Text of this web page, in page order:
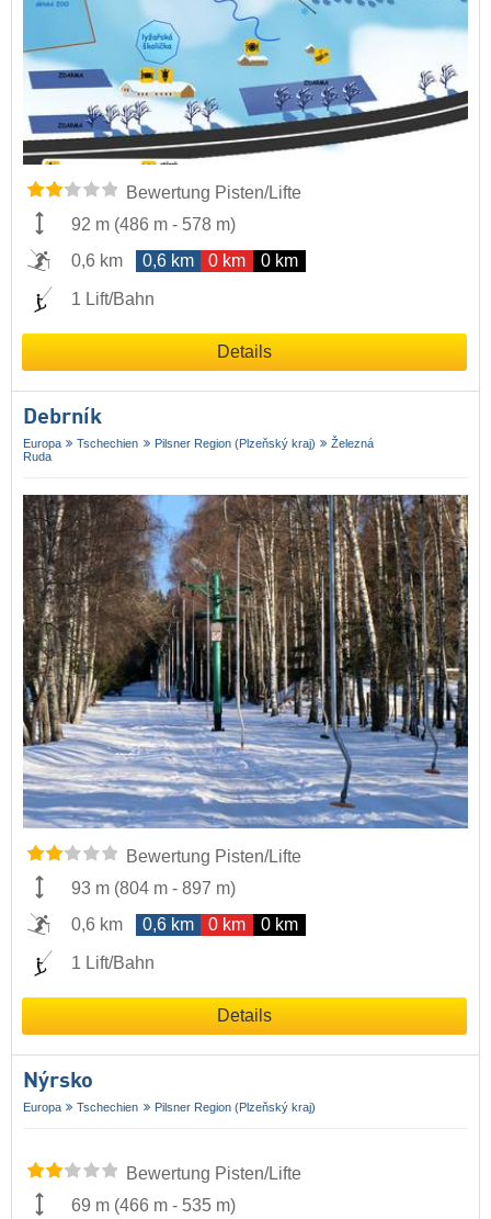
Bewertung Pisten/Lifte
92 m (486 m - 578 m)
0,6 km
0,6 km 0 km 0 km
1 Lift/Bahn
Details
Debrník
Europa Tschechien Pilsner Region (Plzeňský kraj)
Železná
Ruda
Bewertung Pisten/Lifte
93 m (804 m - 897 m)
0,6 km
0,6 km 0 km 0 km
1 Lift/Bahn
Details
Nýrsko
Europa Tschechien Pilsner Region (Plzeňský kraj)
Bewertung Pisten/Lifte
69 m (466 m - 535 m)